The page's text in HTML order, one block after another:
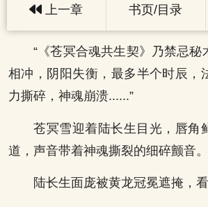
上一章 书页/目录
“《苍冥合魂共生契》乃禁忌秘
相冲，阴阳失衡，最多半个时辰，
力撕碎，神魂崩溃......”
苍冥雪迎着陆长生目光，唇角
道，声音带着神魂撕裂的细碎颤音。
陆长生面庞被黄龙冠冕遮掩，看